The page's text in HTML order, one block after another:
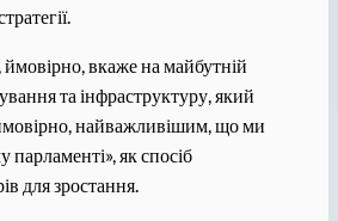
вкаже на майбутній
та інфраструктуру, який
найважливішим, що ми
парламенті», як спосіб
для зростання.